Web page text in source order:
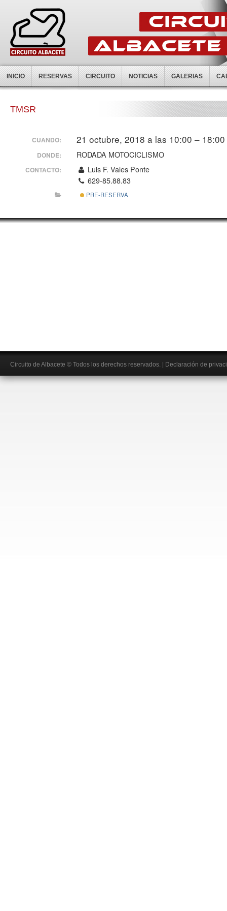
INICIO RESERVAS CIRCUITO NOTICIAS GALERIAS
TMSR
CUANDO: 21 octubre, 2018 a las 10:00 – 18:00
DONDE: RODADA MOTOCICLISMO
CONTACTO:
Luis F. Vales Ponte
629-85.88.83
PRE-RESERVA
Circuito de Albacete © Todos los derechos reservados. Declaración de